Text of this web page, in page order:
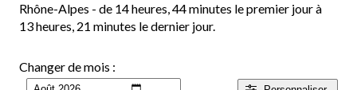
Rhône-Alpes - de 14 heures, 44 minutes le premier jour à
13 heures, 21 minutes le dernier jour.
Changer de mois :